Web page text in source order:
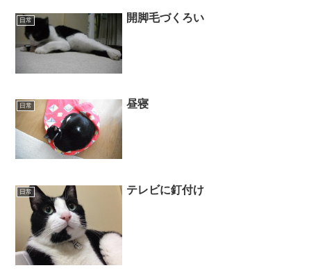
日常 開脚毛づくろい
日常 昼寝
日常 テレビに釘付け